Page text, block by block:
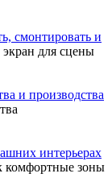
смонтировать и
для сцены
и производства
интерьерах
комфортные зоны